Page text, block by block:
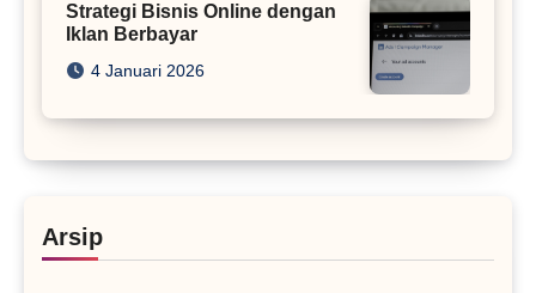
Strategi Bisnis Online dengan
Iklan Berbayar
4 Januari 2026
Arsip